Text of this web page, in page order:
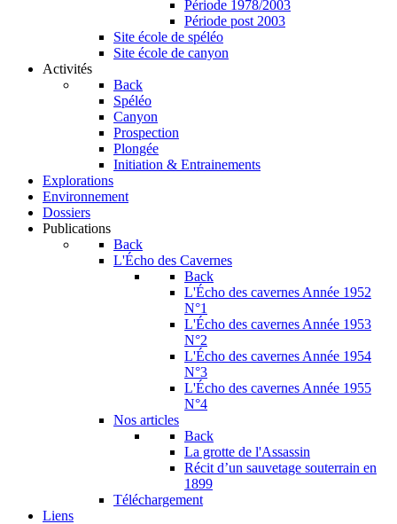
Période 1978/2003
Période post 2003
Site école de spéléo
Site école de canyon
Activités
Back
Spéléo
Canyon
Prospection
Plongée
Initiation & Entrainements
Explorations
Environnement
Dossiers
Publications
Back
L'Écho des Cavernes
Back
L'Écho des cavernes Année 1952
N°1
L'Écho des cavernes Année 1953
N°2
L'Écho des cavernes Année 1954
N°3
L'Écho des cavernes Année 1955
N°4
Nos articles
Back
La grotte de l'Assassin
Récit d’un sauvetage souterrain en
1899
Téléchargement
Liens